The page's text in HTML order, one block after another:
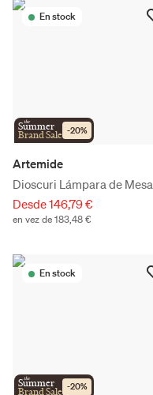
En stock
the
Summer
Brand Sale -20%
Artemide
Dioscuri Lámpara de Mesa
Desde 146,79 €
en vez de 183,48 €
En stock
the
Summer
Brand Sale -20%